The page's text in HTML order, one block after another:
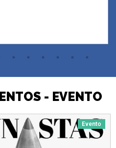
- EVENTO
Evento